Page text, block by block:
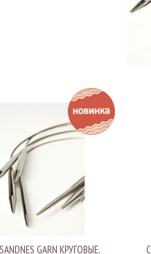
GARN КРУГОВЫЕ,